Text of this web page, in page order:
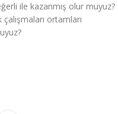
ile kazanmış olur muyuz?
ortamları